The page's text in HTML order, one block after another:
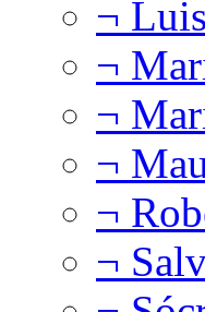
¬
¬
¬
¬
¬
¬